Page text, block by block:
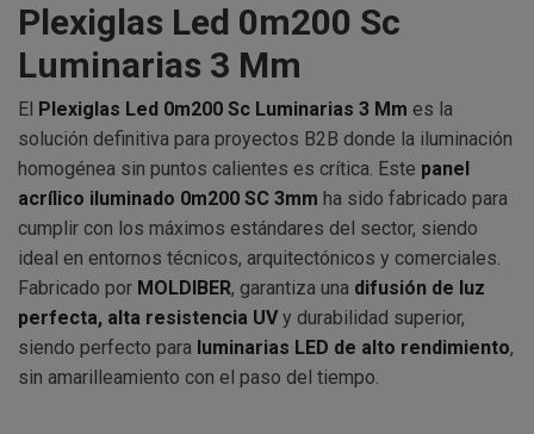
Plexiglas Led 0m200 Sc
Luminarias 3 Mm
El Plexiglas Led 0m200 Sc Luminarias 3 Mm es la
solución definitiva para proyectos B2B donde la iluminación
homogénea sin puntos calientes es crítica. Este panel
acrílico iluminado 0m200 SC 3mm ha sido fabricado para
cumplir con los máximos estándares del sector, siendo
ideal en entornos técnicos, arquitectónicos y comerciales.
Fabricado por MOLDIBER, garantiza una difusión de luz
perfecta, alta resistencia UVy durabilidad superior,
siendo perfecto para luminarias LED de alto rendimiento,
sin amarilleamiento con el paso del tiempo.